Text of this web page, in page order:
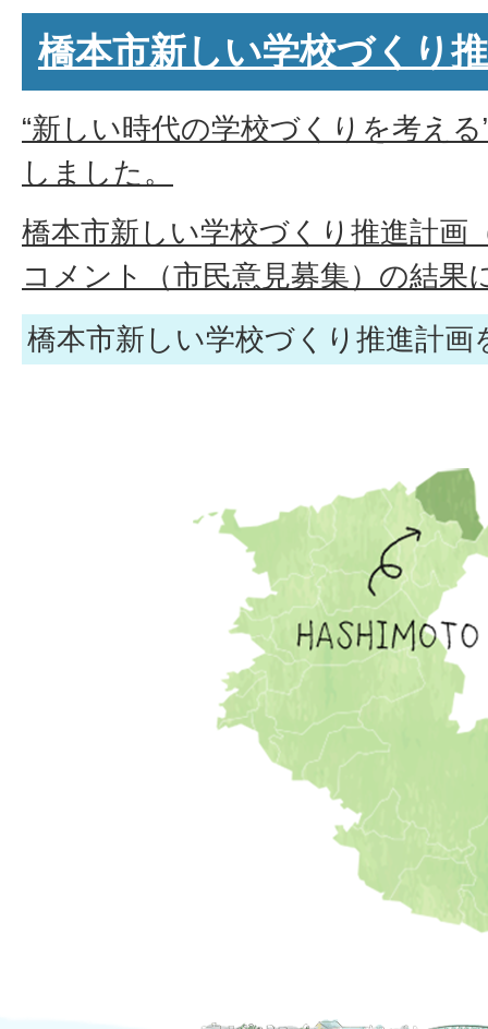
橋本市新しい学校づくり
“新しい時代の学校づくりを考え
しました。
橋本市新しい学校づくり推進計画
コメント（市民意見募集）の結果
橋本市新しい学校づくり推進計画